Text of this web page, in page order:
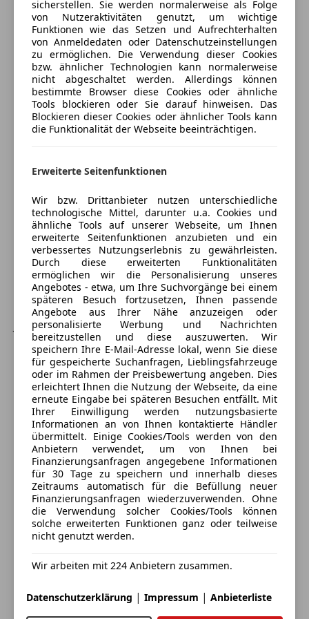
Zentralverriegelung
Zentralverriegelung mit Funkfernbedienung
Extras
Katalysator
Partikelfilter
Sommerreifen
Sprachsteuerung
Stahlfelgen
Winterpaket
Sonderausstattung
2. Batterie
Audio-Navigationssystem Discover Media
Streaming & Internet (Touchscreen, USB)
Ausstattungs-Paket: Komfort-Paket Plus
Bodenbelag im Lade-/Fahrgastraum Universal-
Boden Holz
Bordwerkzeug und Wagenheber
Geschwindigkeits-Regelanlage (Tempomat) inkl.
Lackierung: Metallic-Lackierung
Laderaumtrennwand hoch ohne Fenster
LKW-Zulassung
Multifunktionsanzeige Plus
Notrufsystem
Reifenkontroll-Anzeige
Reserverad in Fahrbereifung
Rückfahrkamera
Schriftzug Transporter am Kotflügel
Sitze im Fahrerhaus: Armlehnen, Fahrersitz
Sitze im Fahrerhaus: Beifahrerdoppelsitz mit
Staufach (abschließbar) im Sitzkasten
Sitze im Fahrerhaus: Fahrersitz heizbar
Verkleidung im Lade-/FG-Raum: Hartfaser
halbhoch
Verzurrösen verstärkt
Zuheizer
Ausstattung
Airbag Beifahrer abschaltbar
Airbag Fahrer-/Beifahrerseite
Anti-Blockier-System (ABS)
Antriebs-Schlupfregelung (ASR)
Antriebsart: Frontantrieb
Außenspiegel konvex, links
Freischaden-Gutschein ab Stufe 0
Auto einfach online versichern & Rabatt holen
Jetzt berechnen
Sternebewertung 5 von 5
5Sterne
(100% Weiterempfehlungen)
Anbieter auf AutoScout24 seit 2010
Furth 15,
4311 Schwertberg, AT
Kontakt
Johannes Parzer
Alle Fahrzeuge des Anbieters
Anbieter kontaktieren
Deine Nachricht
Eintauschwagen: Kaufen und verkaufen in nur einem
sicherstellen. Sie werden normalerweise als Folge
von Nutzeraktivitäten genutzt, um wichtige
Funktionen wie das Setzen und Aufrechterhalten
von Anmeldedaten oder Datenschutzeinstellungen
zu ermöglichen. Die Verwendung dieser Cookies
bzw. ähnlicher Technologien kann normalerweise
nicht abgeschaltet werden. Allerdings können
bestimmte Browser diese Cookies oder ähnliche
Tools blockieren oder Sie darauf hinweisen. Das
Blockieren dieser Cookies oder ähnlicher Tools kann
die Funktionalität der Webseite beeinträchtigen.
Erweiterte Seitenfunktionen
Wir bzw. Drittanbieter nutzen unterschiedliche
technologische Mittel, darunter u.a. Cookies und
ähnliche Tools auf unserer Webseite, um Ihnen
erweiterte Seitenfunktionen anzubieten und ein
verbessertes Nutzungserlebnis zu gewährleisten.
Durch diese erweiterten Funktionalitäten
ermöglichen wir die Personalisierung unseres
Angebotes - etwa, um Ihre Suchvorgänge bei einem
späteren Besuch fortzusetzen, Ihnen passende
Angebote aus Ihrer Nähe anzuzeigen oder
personalisierte Werbung und Nachrichten
bereitzustellen und diese auszuwerten. Wir
speichern Ihre E-Mail-Adresse lokal, wenn Sie diese
für gespeicherte Suchanfragen, Lieblingsfahrzeuge
oder im Rahmen der Preisbewertung angeben. Dies
erleichtert Ihnen die Nutzung der Webseite, da eine
erneute Eingabe bei späteren Besuchen entfällt. Mit
Ihrer Einwilligung werden nutzungsbasierte
Informationen an von Ihnen kontaktierte Händler
übermittelt. Einige Cookies/Tools werden von den
Anbietern verwendet, um von Ihnen bei
Finanzierungsanfragen angegebene Informationen
für 30 Tage zu speichern und innerhalb dieses
Zeitraums automatisch für die Befüllung neuer
Finanzierungsanfragen wiederzuverwenden. Ohne
die Verwendung solcher Cookies/Tools können
solche erweiterten Funktionen ganz oder teilweise
nicht genutzt werden.
Wir arbeiten mit 224 Anbietern zusammen.
Datenschutzerklärung | Impressum | Anbieterliste